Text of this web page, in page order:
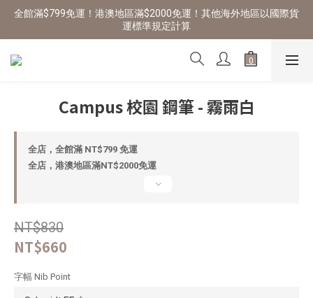
全館滿$799免運！港澳地區滿$2000免運！其他海外地區以國際貨
運標準規定計算
Campus 校園 鋼筆 - 霧雨白
全店，全館滿 NT$799 免運
全店，港澳地區滿NT$2000免運
NT$830
NT$660
字幅 Nib Point